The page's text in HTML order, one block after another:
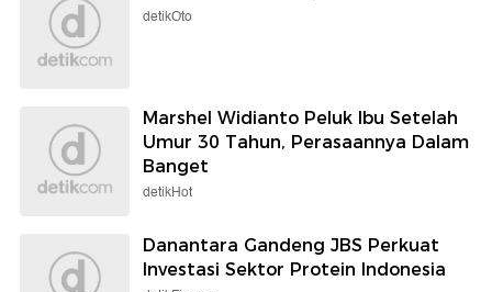
detikOto
Marshel Widianto Peluk Ibu Setelah
Umur 30 Tahun, Perasaannya Dalam
Banget
detikHot
Danantara Gandeng JBS Perkuat
Investasi Sektor Protein Indonesia